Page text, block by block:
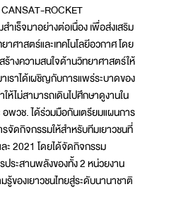
ROCKET
เร็จมาอย่างต่อเนื่อง เพื่อส่งเสริม
าศาสตร์และเทคโนโลยีอวกาศ โดย
างความสนใจด้านวิทยาศาสตร์ให้
เราได้เผชิญกับการแพร่ระบาดของ
ให้ไม่สามารถเดินไปศึกษาดูงานใน
อพวช. ได้ร่วมมือกันเตรียมแผนการ
จัดกิจกรรมให้สำหรับทีมเยาวชนที่
ะ 2021 โดยได้จัดกิจกรรม
ระสานพลังของทั้ง 2 หน่วยงาน
ของเยาวชนไทยสู่ระดับนานาชาติ